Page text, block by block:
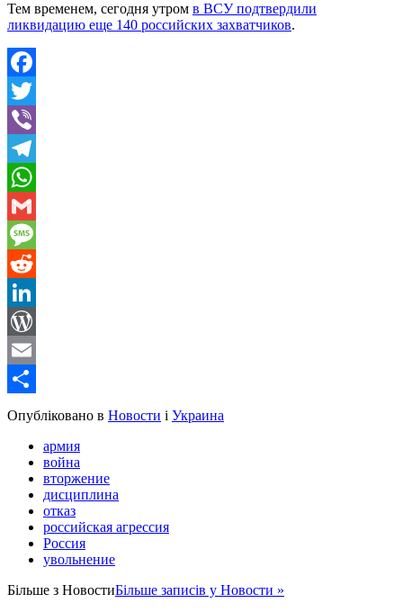
Тем временем, сегодня утром в ВСУ подтвердили
ликвидацию еще 140 российских захватчиков.
Facebook
Twitter
Viber
Telegram
WhatsApp
Gmail
Message
Reddit
LinkedIn
WordPress
Email
Share
Опубліковано в Новости і Украина
армия
война
вторжение
дисциплина
отказ
российская агрессия
Россия
увольнение
Більше з НовостиБільше записів у Новости »